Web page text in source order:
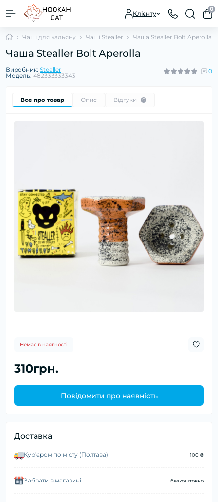
Клієнту
0
Чаші для кальяну Чаші Stealler Чаша Stealler Bolt Aperolla
Чаша Stealler Bolt Aperolla
Виробник: Stealler
Модель: 482333333343
0
Все про товар Опис Відгуки 0
Немає в наявності
310грн.
Повідомити про наявність
Доставка
Курʼєром по місту (Полтава) 100 ₴
Забрати в магазині безкоштовно